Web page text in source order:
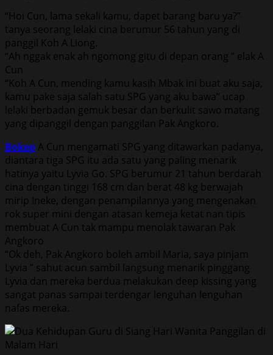
“Hoi Cun, lama sekali kamu, dapet barang baru ya?”
tanya seorang lelaki cina berumur 56 tahun yang di
panggil Koh A Liong.
“Ah nggak enak ah ngomong gitu di depan orang ” elak A
Cun
“Koh A Cun, mending kamu kasih Mbak ini buat aku saja,
kamu pake saja salah satu SPG yang aku bawa” ucap
lelaki berbadan gemuk besar dan berkulit sawo matang
yang dipanggil dengan panggilan Pak Angkoro.
Bokep A Cun mengamati SPG yang ditawarkan padanya,
diantara tiga SPG itu ada satu yang paling menarik
hatinya yaitu Lyvia Go. SPG berumur 21 tahun berdarah
cina dengan tinggi 168 cm dan berat 48 kg berwajah
mirip Ineke, dengan penampilannya yang mengenakan
rok super mini dengan atasan kemeja ketat nan tipis
membuat A Cun tak mampu menolak tawaran Pak
Angkoro
“Ok deh, Pak Angkoro boleh ambil Maria, saya pinjam
Lyvia ” sahut acun sambil langsung menarik pinggang
Lyvia dan mereka berdua melakukan deep kissing yang
sangat panas sampai terdengar lenguhan lenguhan
nafas mereka.